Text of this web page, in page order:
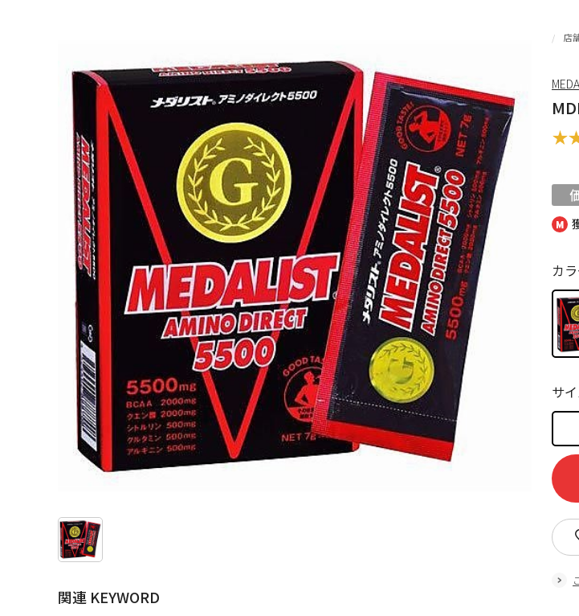
関連 KEYWORD
店
カ
サ